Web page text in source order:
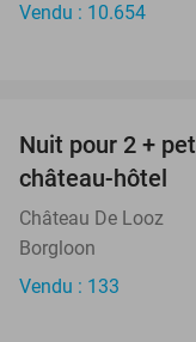
Vendu : 10.654
Nuit pour 2 +
château-hôtel
Château De Looz
Borgloon
Vendu : 133